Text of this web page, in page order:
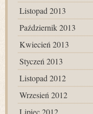
Listopad 2013
Październik 2013
Kwiecień 2013
Styczeń 2013
Listopad 2012
Wrzesień 2012
Lipiec 2012